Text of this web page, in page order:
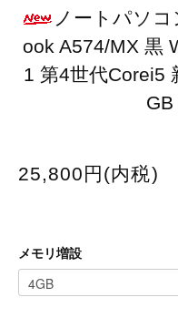
ノートパソ
ook A574/MX 黒
1 第4世代Corei5
25,800円(内税)
メモリ増設